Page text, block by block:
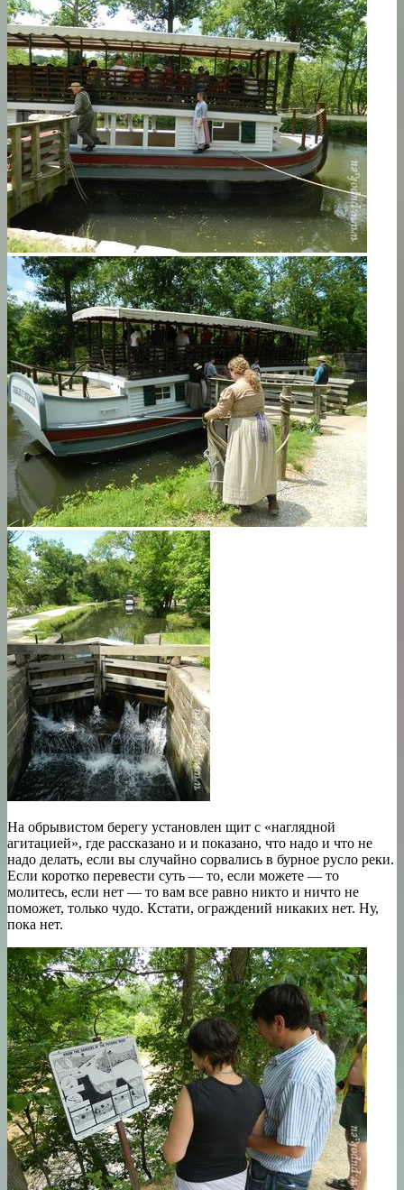
На обрывистом берегу установлен щит с «наглядной
агитацией», где рассказано и и показано, что надо и что не
надо делать, если вы случайно сорвались в бурное русло реки.
Если коротко перевести суть — то, если можете — то
молитесь, если нет — то вам все равно никто и ничто не
поможет, только чудо. Кстати, ограждений никаких нет. Ну,
пока нет.